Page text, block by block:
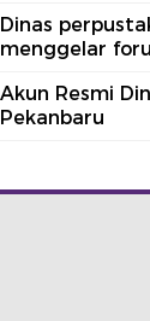
Dinas
menggelar
Akun Resmi
Pekanbaru